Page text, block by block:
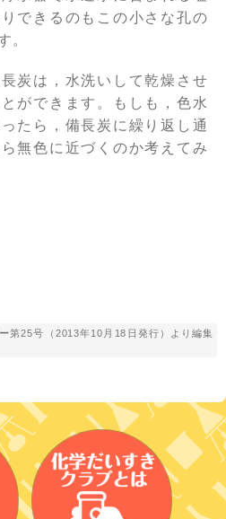
できるのもこの小さな孔の
。
炭は，水洗いして乾燥させ
ができます。もしも，色水
たら，備長炭に繰り返し通
無色に近づくのか考えてみ
第25号（2013年10月18日発行）より編集